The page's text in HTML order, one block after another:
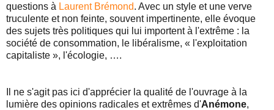
questions à Laurent Brémond. Avec un style et une verve
truculente et non feinte, souvent impertinente, elle évoque
des sujets très politiques qui lui importent à l'extrême : la
société de consommation, le libéralisme, « l'exploitation
capitaliste », l'écologie, ….
Il ne s'agit pas ici d'apprécier la qualité de l'ouvrage à la
lumière des opinions radicales et extrêmes d'Anémone,